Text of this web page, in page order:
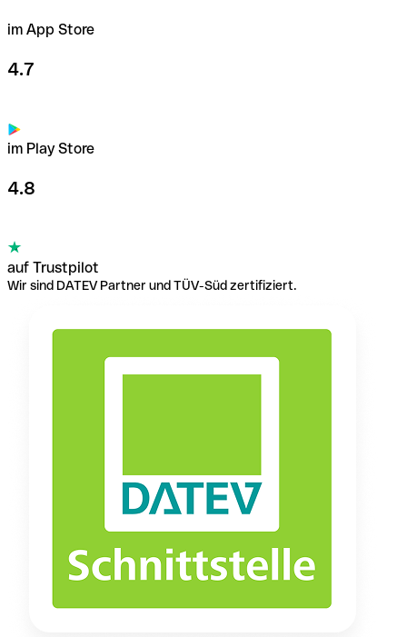
im App Store
4.7
im Play Store
4.8
auf Trustpilot
Wir sind DATEV Partner und TÜV-Süd zertifiziert.